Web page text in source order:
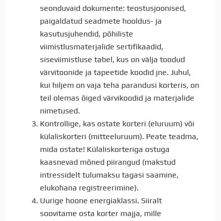
seonduvaid dokumente: teostusjoonised,
paigaldatud seadmete hooldus- ja
kasutusjuhendid, põhiliste
viimistlusmaterjalide sertifikaadid,
siseviimistluse tabel, kus on välja toodud
värvitoonide ja tapeetide koodid jne. Juhul,
kui hiljem on vaja teha parandusi korteris, on
teil olemas õiged värvikoodid ja materjalide
nimetused.
Kontrollige, kas ostate korteri (eluruum) või
külaliskorteri (mitteeluruum). Peate teadma,
mida ostate! Külaliskorteriga ostuga
kaasnevad mõned piirangud (makstud
intressidelt tulumaksu tagasi saamine,
elukohana registreerimine).
Uurige hoone energiaklassi. Siiralt
soovitame osta korter majja, mille